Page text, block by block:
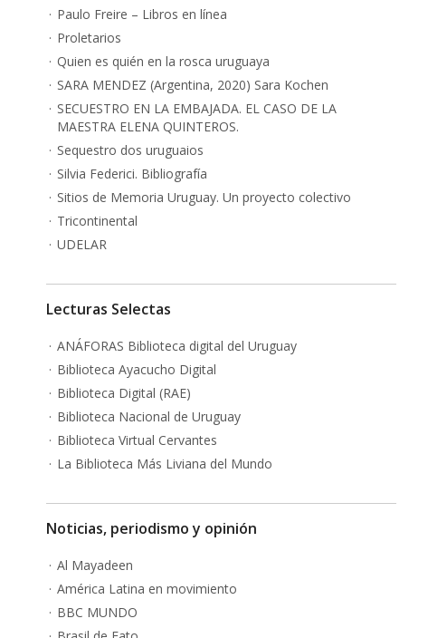
Paulo Freire – Libros en línea
Proletarios
Quien es quién en la rosca uruguaya
SARA MENDEZ (Argentina, 2020) Sara Kochen
SECUESTRO EN LA EMBAJADA. EL CASO DE LA
MAESTRA ELENA QUINTEROS.
Sequestro dos uruguaios
Silvia Federici. Bibliografía
Sitios de Memoria Uruguay. Un proyecto colectivo
Tricontinental
UDELAR
Lecturas Selectas
ANÁFORAS Biblioteca digital del Uruguay
Biblioteca Ayacucho Digital
Biblioteca Digital (RAE)
Biblioteca Nacional de Uruguay
Biblioteca Virtual Cervantes
La Biblioteca Más Liviana del Mundo
Noticias, periodismo y opinión
Al Mayadeen
América Latina en movimiento
BBC MUNDO